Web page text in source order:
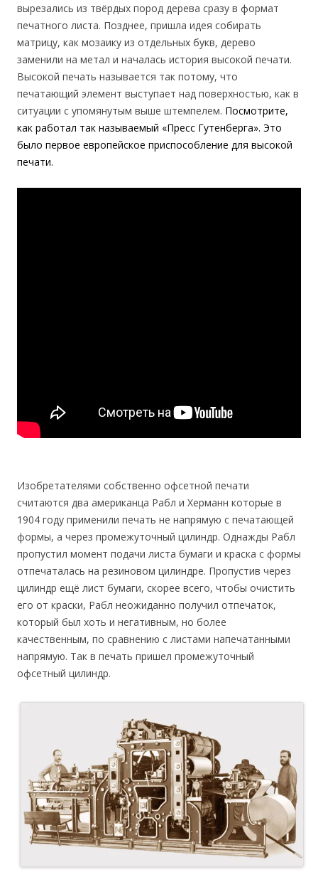
вырезались из твёрдых пород дерева сразу в формат
печатного листа. Позднее, пришла идея собирать
матрицу, как мозаику из отдельных букв, дерево
заменили на метал и началась история высокой печати.
Высокой печать называется так потому, что
печатающий элемент выступает над поверхностью, как в
ситуации с упомянутым выше штемпелем. Посмотрите,
как работал так называемый «Пресс Гутенберга». Это
было первое европейское приспособление для высокой
печати.
Изобретателями собственно офсетной печати
считаются два американца Рабл и Херманн которые в
1904 году применили печать не напрямую с печатающей
формы, а через промежуточный цилиндр. Однажды Рабл
пропустил момент подачи листа бумаги и краска с формы
отпечаталась на резиновом цилиндре. Пропустив через
цилиндр ещё лист бумаги, скорее всего, чтобы очистить
его от краски, Рабл неожиданно получил отпечаток,
который был хоть и негативным, но более
качественным, по сравнению с листами напечатанными
напрямую. Так в печать пришел промежуточный
офсетный цилиндр.